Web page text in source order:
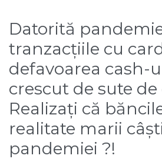
Datorită
tranzacțiile cu
defavoarea cash-
crescut de sute de
Realizați că
realitate marii
pandemiei ?!